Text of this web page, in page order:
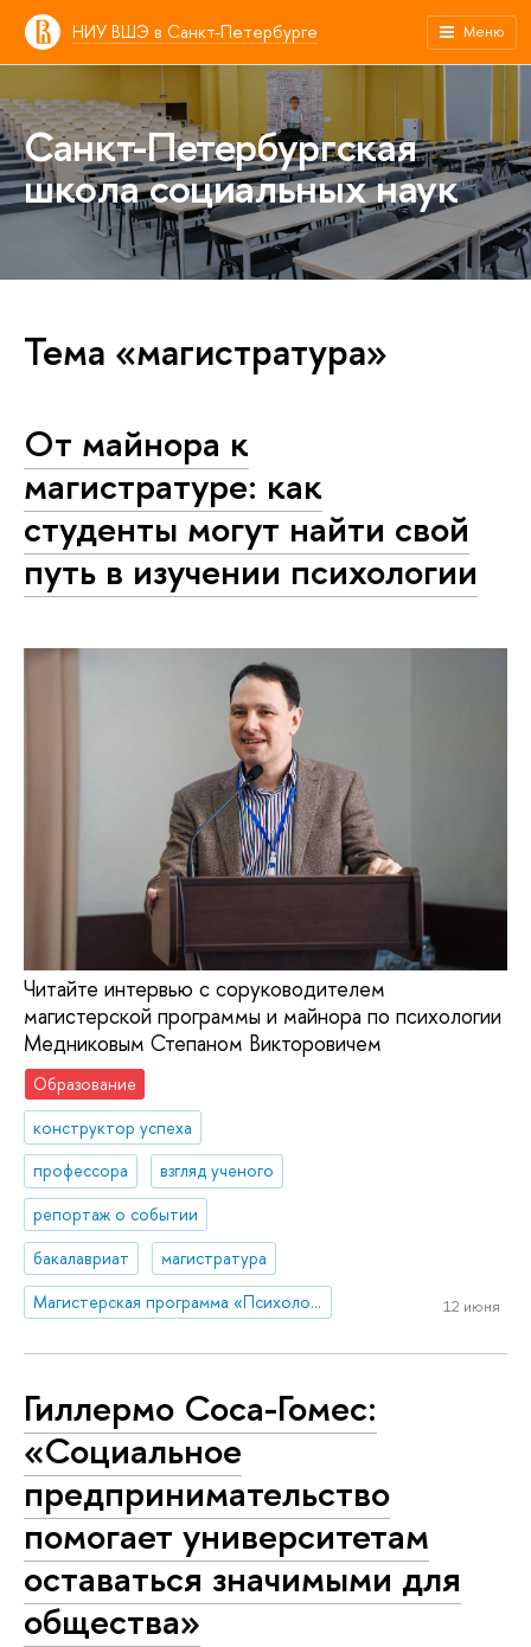
НИУ ВШЭ в Санкт-Петербурге Меню
Санкт-Петербургская
школа социальных наук
Тема «магистратура»
От майнора к
магистратуре: как
студенты могут найти свой
путь в изучении психологии
Читайте интервью с соруководителем
магистерской программы и майнора по психологии
Медниковым Степаном Викторовичем
Образование
конструктор успеха
профессора
взгляд ученого
репортаж о событии
бакалавриат
магистратура
Магистерская программа «Психологическое сопровождение в сфере управления здоровьем и благополучием»
12 июня
Гиллермо Соса-Гомес:
«Социальное
предпринимательство
помогает университетам
оставаться значимыми для
общества»